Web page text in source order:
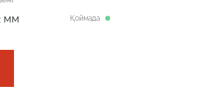
мм Қоймада